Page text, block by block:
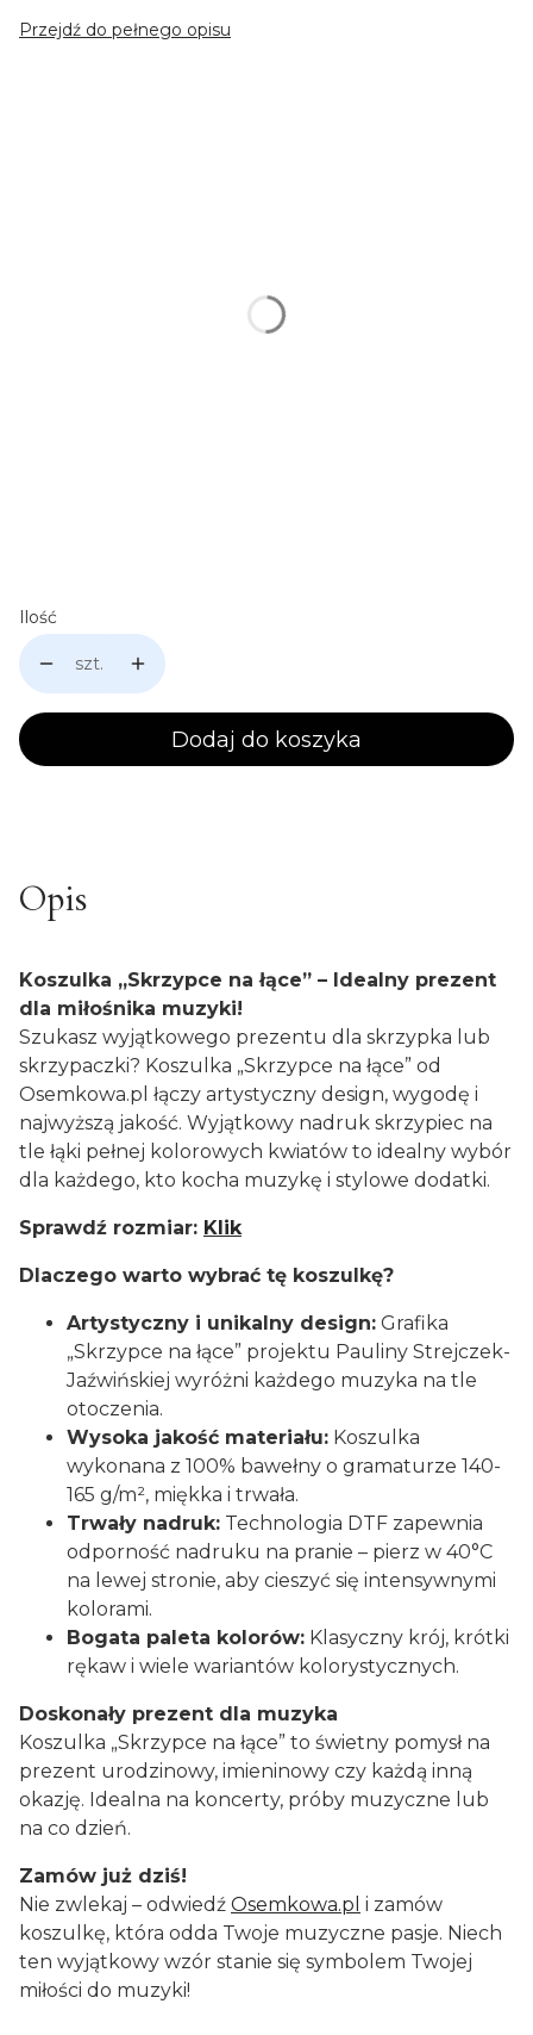
Przejdź do pełnego opisu
Ilość
szt.
Dodaj do koszyka
Opis
Koszulka „Skrzypce na łące” – Idealny prezent
dla miłośnika muzyki!
Szukasz wyjątkowego prezentu dla skrzypka lub
skrzypaczki? Koszulka „Skrzypce na łące” od
Osemkowa.pl łączy artystyczny design, wygodę i
najwyższą jakość. Wyjątkowy nadruk skrzypiec na
tle łąki pełnej kolorowych kwiatów to idealny wybór
dla każdego, kto kocha muzykę i stylowe dodatki.
Sprawdź rozmiar: Klik
Dlaczego warto wybrać tę koszulkę?
Artystyczny i unikalny design: Grafika
„Skrzypce na łące” projektu Pauliny Strejczek-
Jaźwińskiej wyróżni każdego muzyka na tle
otoczenia.
Wysoka jakość materiału: Koszulka
wykonana z 100% bawełny o gramaturze 140-
165 g/m², miękka i trwała.
Trwały nadruk: Technologia DTF zapewnia
odporność nadruku na pranie – pierz w 40°C
na lewej stronie, aby cieszyć się intensywnymi
kolorami.
Bogata paleta kolorów: Klasyczny krój, krótki
rękaw i wiele wariantów kolorystycznych.
Doskonały prezent dla muzyka
Koszulka „Skrzypce na łące” to świetny pomysł na
prezent urodzinowy, imieninowy czy każdą inną
okazję. Idealna na koncerty, próby muzyczne lub
na co dzień.
Zamów już dziś!
Nie zwlekaj – odwiedź Osemkowa.pl i zamów
koszulkę, która odda Twoje muzyczne pasje. Niech
ten wyjątkowy wzór stanie się symbolem Twojej
miłości do muzyki!